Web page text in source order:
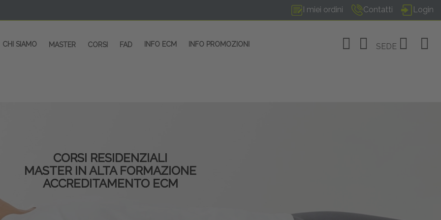
I miei ordini Contatti Login
CHI SIAMO MASTER CORSI FAD INFO ECM INFO PROMOZIONI SEDE
CORSI RESIDENZIALI
MASTER IN ALTA FORMAZIONE
ACCREDITAMENTO ECM